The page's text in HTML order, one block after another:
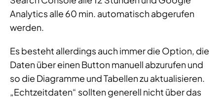
Analytics alle 60 min. automatisch abgerufen
werden.
Es besteht allerdings auch immer die Option, die
Daten über einen Button manuell abzurufen und
so die Diagramme und Tabellen zu aktualisieren.
„Echtzeitdaten“ sollten generell nicht über das